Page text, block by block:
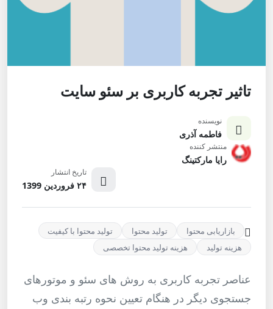
تاثیر تجربه کاربری بر سئو سایت
نویسنده
فاطمه آذری
منتشر کننده
رایا مارکتینگ
تاریخ انتشار
۲۴ فروردین 1399
بازاریابی محتوا تولید محتوا
تولید محتوا با کیفیت
هزینه تولید
هزینه تولید محتوا تخصصی
عناصر تجربه کاربری به روش ‌های سئو و موتورهای
جستجوی دیگر در هنگام تعیین نحوه رتبه ‌بندی وب